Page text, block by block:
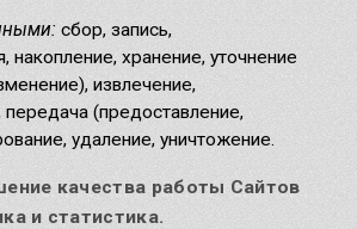
сбор, запись,
накопление, хранение, уточнение
извлечение,
передача (предоставление,
удаление, уничтожение.
качества работы Сайтов
и статистика.